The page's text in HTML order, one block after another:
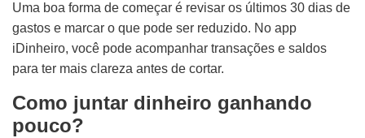
Uma boa forma de começar é revisar os últimos 30 dias de
gastos e marcar o que pode ser reduzido. No app
iDinheiro, você pode acompanhar transações e saldos
para ter mais clareza antes de cortar.
Como juntar dinheiro ganhando
pouco?